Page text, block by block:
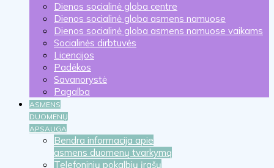
Dienos socialinė globa centre
Dienos socialinė globa asmens namuose
Dienos socialinė globa asmens namuose vaikams
Socialinės dirbtuvės
Licencijos
Padėkos
Savanorystė
Pagalba
ASMENS
DUOMENŲ
APSAUGA
Bendra informacija apie
asmens duomenų tvarkymą
Telefoninių pokalbių įrašų